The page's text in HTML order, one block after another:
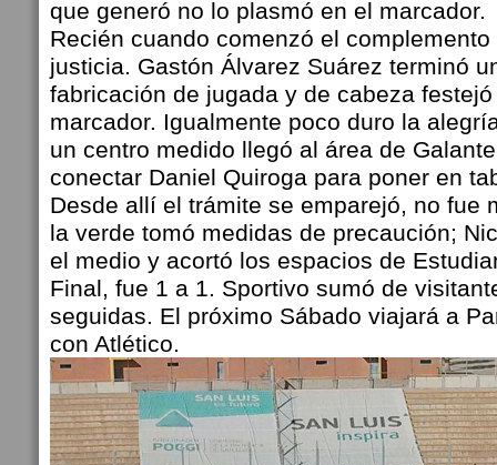
que generó no lo plasmó en el marcador.
Recién cuando comenzó el
justicia. Gastón Álvarez Suárez terminó
fabricación de jugada y de cabeza
marcador. Igualmente poco duro la
un centro medido llegó al área de
conectar Daniel Quiroga para poner en
Desde allí el trámite se emparejó, no fue
la verde tomó medidas de precaución;
el medio y acortó los espacios de
Final, fue 1 a 1. Sportivo sumó de
seguidas. El próximo Sábado viajará a
con Atlético.